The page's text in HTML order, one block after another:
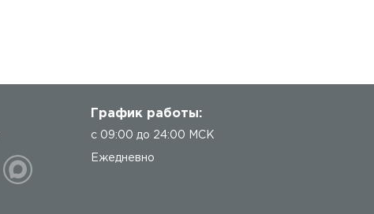
График работы:
с 09:00 до 24:00 МСК
Ежедневно